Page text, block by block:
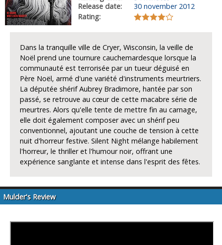
Release date:
30 november 2012
Rating:
Dans la tranquille ville de Cryer, Wisconsin, la veille de
Noël prend une tournure cauchemardesque lorsque la
communauté est terrorisée par un tueur déguisé en
Père Noël, armé d'une variété d'instruments meurtriers.
La députée shérif Aubrey Bradimore, hantée par son
passé, se retrouve au cœur de cette macabre série de
meurtres. Alors qu'elle tente de mettre fin au carnage,
elle doit également composer avec un shérif peu
conventionnel, ajoutant une couche de tension à cette
nuit d'horreur festive. Silent Night mélange habilement
l'horreur, le thriller et l'humour noir, offrant une
expérience sanglante et intense dans l'esprit des fêtes.
Mulder's Review